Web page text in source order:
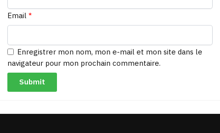
Email *
Enregistrer mon nom, mon e-mail et mon site dans le
navigateur pour mon prochain commentaire.